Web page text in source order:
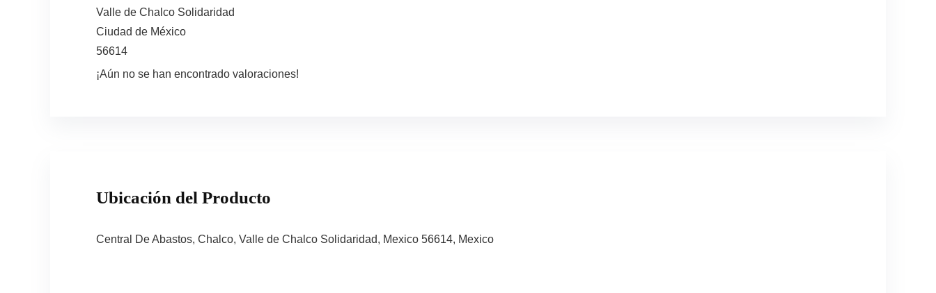
Valle de Chalco Solidaridad
Ciudad de México
56614
¡Aún no se han encontrado valoraciones!
Ubicación del Producto
Central De Abastos, Chalco, Valle de Chalco Solidaridad, Mexico 56614, Mexico